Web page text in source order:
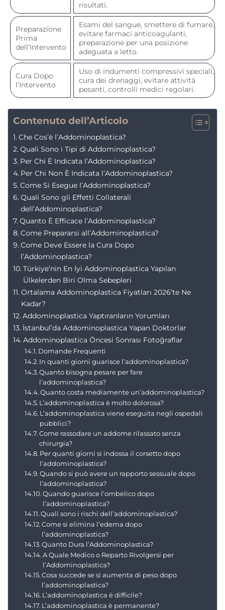
risultati.
Preparazione
Prima
dell’Intervento
Esami del sangue, smettere di fumare,
evitare farmaci anticoagulanti,
preparazione per una posizione
adeguata a letto.
Cura Dopo
l’Intervento
Uso di indumenti compressivi speciali,
cura dei drenaggi, evitare attività
pesanti, controlli medici regolari.
Contenuto dell’Articolo
Che Cos’è l’Addominoplastica?
Quali Sono i Tipi di Addominoplastica?
Per Chi È Indicata l’Addominoplastica?
Per Chi Non È Indicata l’Addominoplastica?
Come Si Esegue l’Addominoplastica?
Quali Sono gli Effetti Collaterali
dell’Addominoplastica?
Quanto È Efficace l’Addominoplastica?
Come Prepararsi all’Addominoplastica?
Come Deve Essere la Cura Dopo
l’Addominoplastica?
Türkiye’nin En İyi Addominoplastica Yapılan
Ülkelerden Biri Olma Sebepleri
Ortalama Addominoplastica Fiyatları 2026’te Ne
Kadar?
Addominoplastica Yaptıranların Yorumları
İstanbul’da Addominoplastica Yapan Doktorlar
Addominoplastica Öncesi Sonrası Fotoğraflar
Domande Frequenti
In quanti giorni guarisce l’addominoplastica?
Quanto bisogna pesare per fare
l’addominoplastica?
Quanto costa mediamente un’addominoplastica?
L’addominoplastica è molto dolorosa?
L’addominoplastica viene eseguita negli ospedali
pubblici?
Come rassodare un addome rilassato senza
chirurgia?
Per quanti giorni si indossa il corsetto dopo
l’addominoplastica?
Quando si può avere un rapporto sessuale dopo
l’addominoplastica?
Quando guarisce l’ombelico dopo
l’addominoplastica?
Quali sono i rischi dell’addominoplastica?
Come si elimina l’edema dopo
l’addominoplastica?
Quanto Dura l’Addominoplastica?
A Quale Medico o Reparto Rivolgersi per
l’Addominoplastica?
Cosa succede se si aumenta di peso dopo
l’addominoplastica?
L’addominoplastica è difficile?
L’addominoplastica è permanente?